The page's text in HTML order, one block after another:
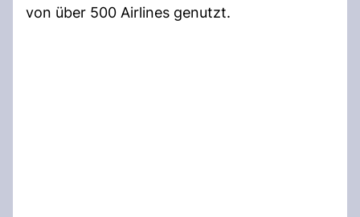
von über 500 Airlines genutzt.